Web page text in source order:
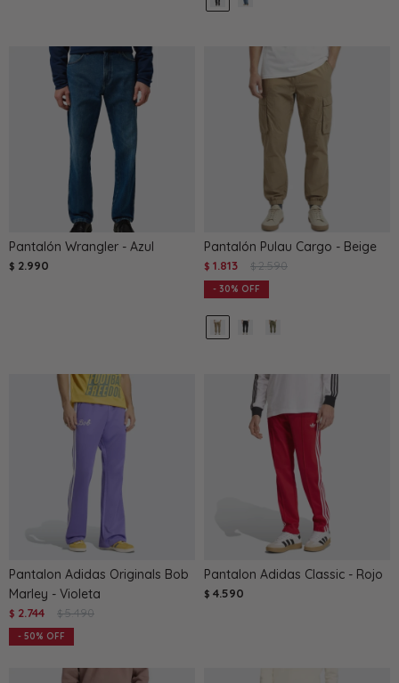
Pantalón Wrangler - Azul
$ 2.990
Pantalón Pulau Cargo - Beige
$ 1.813 $ 2.590
30
Pantalon Adidas Originals Bob
Marley - Violeta
$ 2.744 $ 5.490
50
Pantalon Adidas Classic - Rojo
$ 4.590